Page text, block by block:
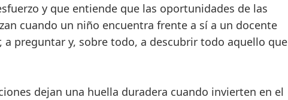
y que entiende que las oportunidades de las
cuando un niño encuentra frente a sí a un docente
a preguntar y, sobre todo, a descubrir todo aquello que
dejan una huella duradera cuando invierten en el